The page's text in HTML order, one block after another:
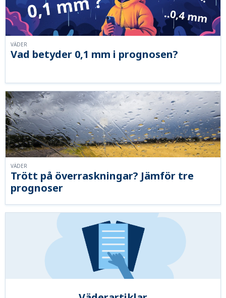
Vad betyder 0,1 mm i prognosen?
VÄDER
Trött på överraskningar? Jämför tre
prognoser
VÄDER